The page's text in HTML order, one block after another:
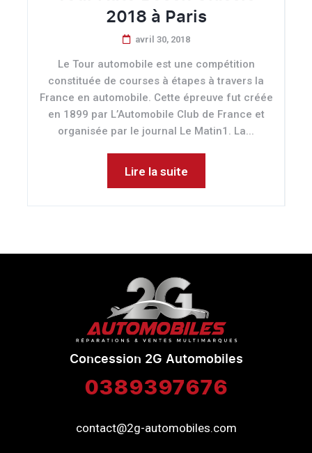
2018 à Paris
avril 30, 2018
Le Tour automobile est une compétition
constituée de courses à étapes à travers la
France en automobile. Cette épreuve fut créée
en 1899 par L’Automobile Club de France et
organisée par le journal Le Matin1. La...
Lire la suite
Concession 2G Automobiles
0389397676
contact@2g-automobiles.com